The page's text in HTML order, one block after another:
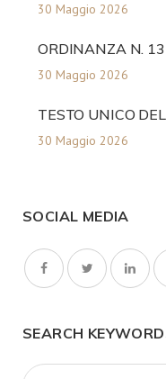
30 Maggio 2026
ORDINANZA N.
30 Maggio 2026
TESTO UNICO
30 Maggio 2026
SOCIAL MEDIA
SEARCH